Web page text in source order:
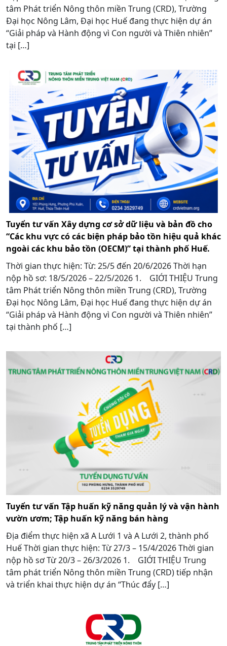
tâm Phát triển Nông thôn miền Trung (CRD), Trường
Đại học Nông Lâm, Đại học Huế đang thực hiện dự án
“Giải pháp và Hành động vì Con người và Thiên nhiên”
tại […]
Tuyển tư vấn Xây dựng cơ sở dữ liệu và bản đồ cho
“Các khu vực có các biện pháp bảo tồn hiệu quả khác
ngoài các khu bảo tồn (OECM)” tại thành phố Huế.
Thời gian thực hiện: Từ: 25/5 đến 20/6/2026 Thời hạn
nộp hồ sơ: 18/5/2026 – 22/5/2026 1. GIỚI THIỆU Trung
tâm Phát triển Nông thôn miền Trung (CRD), Trường
Đại học Nông Lâm, Đại học Huế đang thực hiện dự án
“Giải pháp và Hành động vì Con người và Thiên nhiên”
tại thành phố […]
Tuyển tư vấn Tập huấn kỹ năng quản lý và vận hành
vườn ươm; Tập huấn kỹ năng bán hàng
Địa điểm thực hiện xã A Lưới 1 và A Lưới 2, thành phố
Huế Thời gian thực hiện: Từ 27/3 – 15/4/2026 Thời gian
nộp hồ sơ Từ 20/3 – 26/3/2026 1. GIỚI THIỆU Trung
tâm phát triển Nông thôn miền Trung (CRD) tiếp nhận
và triển khai thực hiện dự án “Thúc đẩy […]